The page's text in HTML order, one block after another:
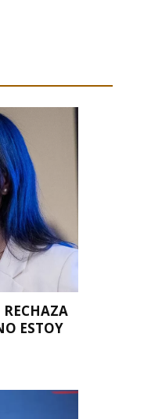
RECHAZA
ESTOY